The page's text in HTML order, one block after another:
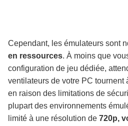
Cependant, les émulateurs sont
en ressources. À moins que
configuration de jeu dédiée,
ventilateurs de votre PC tournent
en raison des limitations de
plupart des environnements
limité à une résolution de 720p,